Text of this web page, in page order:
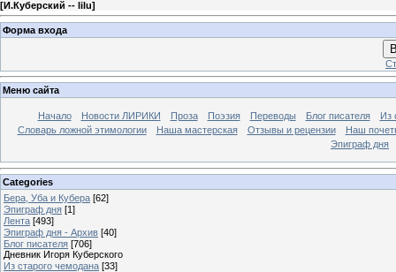
[И.Куберский -- lilu]
Форма входа
Меню сайта
Начало Новости ЛИРИКИ Проза Поэзия Переводы Блог писателя
Из
Словарь ложной этимологии
Наша мастерская Отзывы и рецензии
Наш
Эпиграф дня
Categories
Бера, Уба и Кубера [62]
Эпиграф дня [1]
Лента [493]
Эпиграф дня - Архив [40]
Блог писателя [706]
Дневник Игоря Куберского
Из старого чемодана [33]